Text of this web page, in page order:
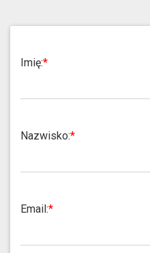
Imię:
Nazwisko:
Email: